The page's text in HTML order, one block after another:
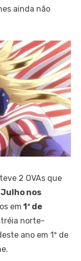
ainda não
2 OVAs que
Julho nos
em 1º de
norte-
ano em 1º de